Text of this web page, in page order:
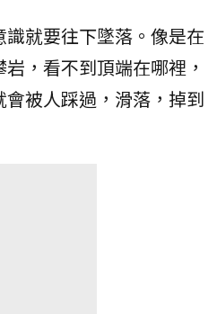
識就要往下墜落。像是在
，看不到頂端在哪裡，
被人踩過，滑落，掉到